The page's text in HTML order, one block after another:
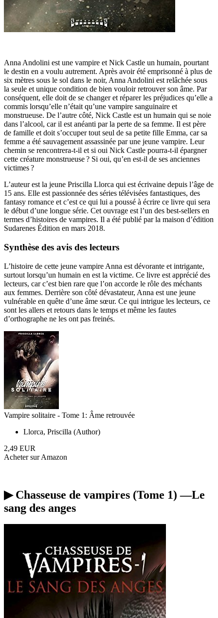
Anna Andolini est une vampire et Nick Castle un humain, pourtant
le destin en a voulu autrement. Après avoir été emprisonné à plus de
six mètres sous le sol dans le noir, Anna Andolini est relâchée sous
la seule et unique condition de bien vouloir retrouver son âme. Par
conséquent, elle doit de se changer et réparer les préjudices qu’elle a
commis lorsqu’elle n’était qu’une vampire sanguinaire et
monstrueuse. De l’autre côté, Nick Castle est un humain qui se noie
dans l’alcool, car il est anéanti par la perte de sa femme. Il est père
de famille et doit s’occuper tout seul de sa petite fille Emma, car sa
femme a été sauvagement assassinée par une jeune vampire. Leur
chemin se rencontrera-t-il et si oui Nick Castle pourra-t-il épargner
cette créature monstrueuse ? Si oui, qu’en est-il de ses anciennes
victimes ?
L’auteur est la jeune Priscilla Llorca qui est écrivaine depuis l’âge de
15 ans. Elle est passionnée des séries télévisées fantastiques, des
fantasy romance et c’est ce qui lui a poussé à écrire ce livre qui sera
le début d’une longue série. Cet ouvrage est l’un des best-sellers en
termes d’histoires de vampires. Il a été publié par la maison d’édition
Sudarenes Édition en mars 2018.
Synthèse des avis des lecteurs
L’histoire de cette jeune vampire Anna est dévorante et intrigante,
surtout lorsqu’un humain en est la victime. Ce livre est apprécié des
lecteurs, car c’est bien rare que l’on accorde le rôle des méchants
aux femmes. Derrière son côté dévastateur, Anna est une jeune
vulnérable en quête d’une âme sœur. Ce qui intrigue les lecteurs, ce
sont les allers et retours dans le temps et même les fautes
d’orthographe ne les ont pas freinés.
Vampire solitaire - Tome 1: Âme retrouvée
Llorca, Priscilla (Author)
2,49 EUR
Acheter sur Amazon
▶︎ Chasseuse de vampires (Tome 1) —Le
sang des anges